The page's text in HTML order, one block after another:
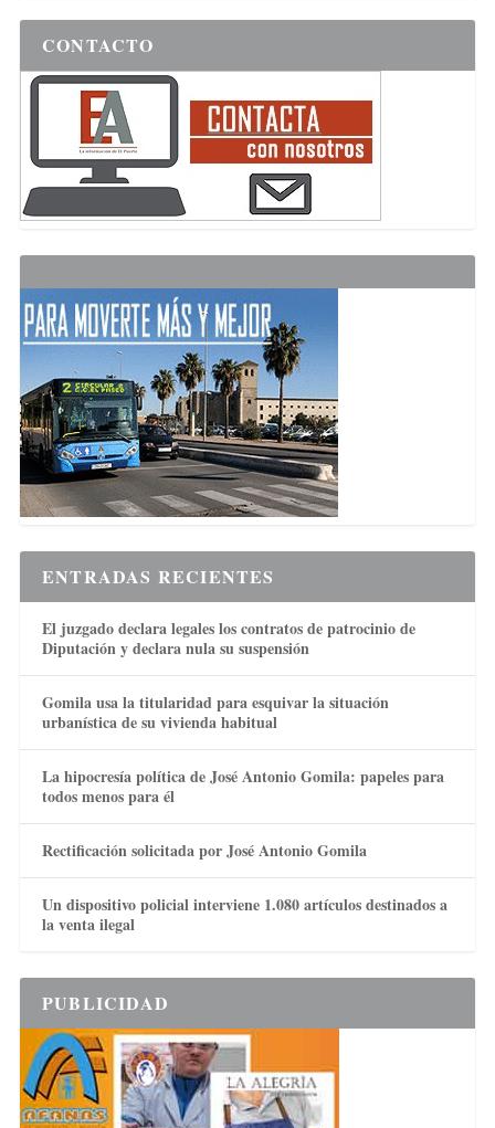
CONTACTO
ENTRADAS RECIENTES
El juzgado declara legales los contratos de patrocinio de
Diputación y declara nula su suspensión
Gomila usa la titularidad para esquivar la situación
urbanística de su vivienda habitual
La hipocresía política de José Antonio Gomila: papeles para
todos menos para él
Rectificación solicitada por José Antonio Gomila
Un dispositivo policial interviene 1.080 artículos destinados a
la venta ilegal
PUBLICIDAD